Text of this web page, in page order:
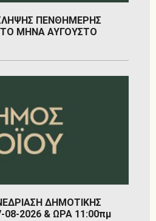
ΠΕΝΘΗΜΕΡΗΣ
ΜΗΝΑ ΑΥΓΟΥΣΤΟ
ΔΗΜΟΤΙΚΗΣ
08-2026 & ΩΡΑ 11:00πμ